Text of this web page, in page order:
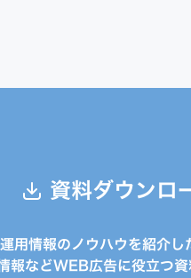
資料ダウンロ
運用情報のノウハウを紹介し
報などWEB広告に役立つ資